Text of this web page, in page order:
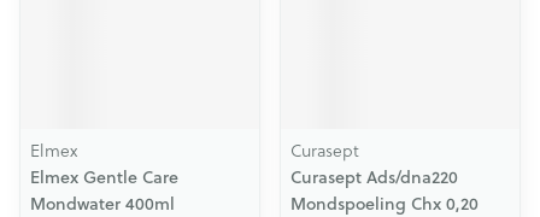
Elmex
Elmex Gentle Care
Mondwater 400ml
Curasept
Curasept Ads/dna220
Mondspoeling Chx 0,20